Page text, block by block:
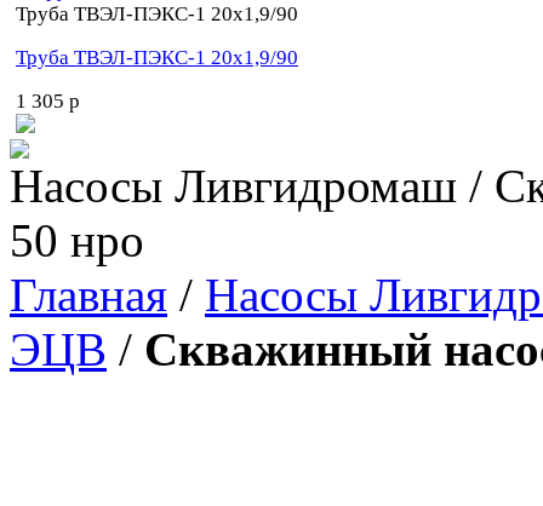
Труба ТВЭЛ-ПЭКС-1 20x1,9/90
Труба ТВЭЛ-ПЭКС-1 20x1,9/90
1 305 p
Насосы Ливгидромаш /
50 нро
Главная / Насосы
ЭЦВ / Скважинный